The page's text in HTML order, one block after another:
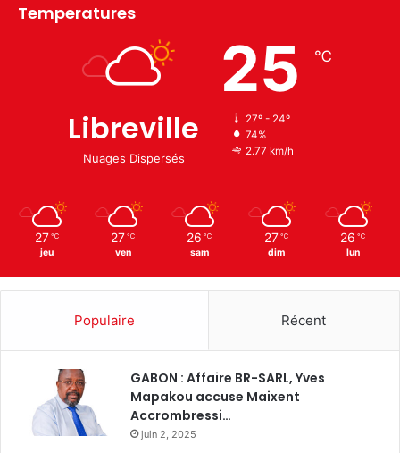
Temperatures
Libreville
Nuages Dispersés
25 ℃
27º - 24º
74%
2.77 km/h
27 ℃
jeu
27 ℃
ven
26 ℃
sam
27 ℃
dim
26 ℃
lun
Populaire Récent
GABON : Affaire BR-SARL, Yves
Mapakou accuse Maixent
Accrombressi…
juin 2, 2025